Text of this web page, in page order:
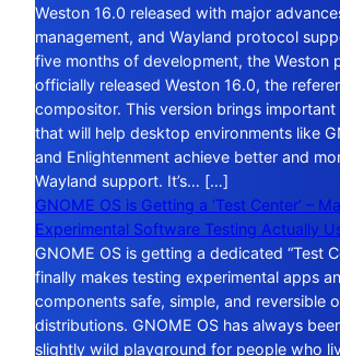
Weston 16.0 released with major
management, and Wayland protocol
five months of development, the Weston
officially released Weston 16.0, the
compositor. This version brings
that will help desktop environments like
and Enlightenment achieve better and
Wayland support. It’s… […]
GNOME OS is Getting a ‘Test Center’ –
Experimental Software Testing Actually
GNOME OS is getting a dedicated “Test
finally makes testing experimental apps
components safe, simple, and reversible
distributions. GNOME OS has always
slightly wild playground for people who